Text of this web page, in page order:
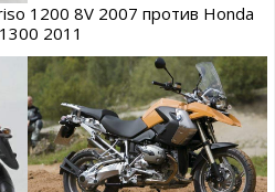
1200 8V 2007 против Honda
2011